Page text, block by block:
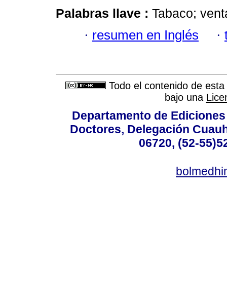
Palabras llave : Tabaco;
· resumen en Inglés ·
Todo el contenido de
bajo una
Departamento de
Doctores, Delegación
06720, (52-